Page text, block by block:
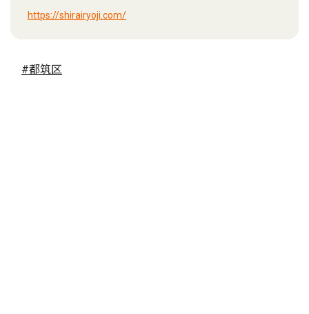
https://shirairyoji.com/
#都筑区